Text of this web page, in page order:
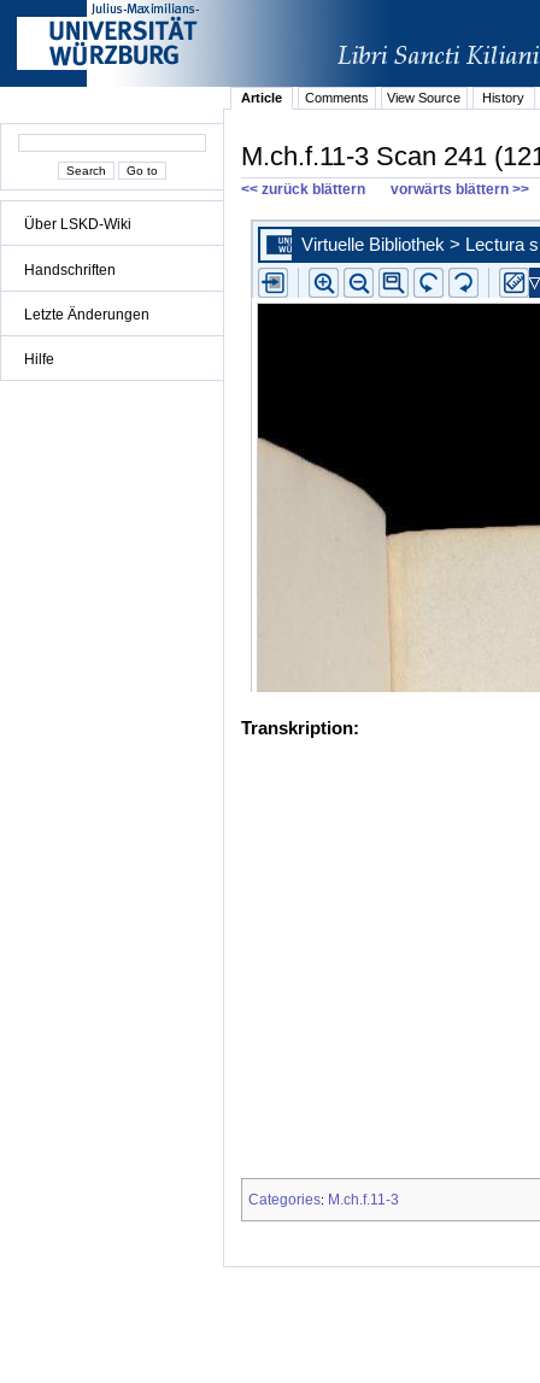
Über LSKD-Wiki
Handschriften
Letzte Änderungen
Hilfe
Article Comments View Source History
M.ch.f.11-3 Scan 241
<< zurück blättern vorwärts blättern >>
Transkription:
Categories: M.ch.f.11-3